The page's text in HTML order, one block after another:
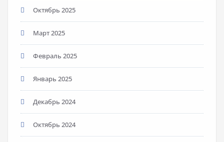
Октябрь 2025
Март 2025
Февраль 2025
Январь 2025
Декабрь 2024
Октябрь 2024